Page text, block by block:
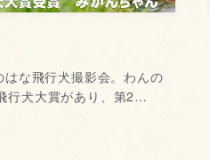
な飛行犬撮影会。わんの
行犬大賞があり、第2…